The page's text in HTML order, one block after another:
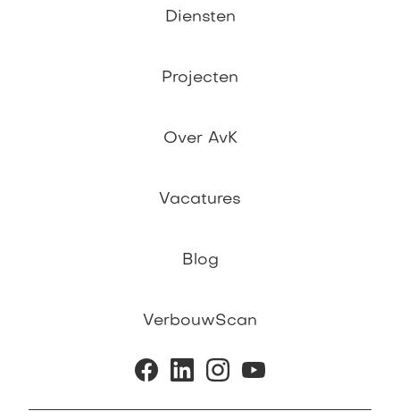
Diensten
Projecten
Over AvK
Vacatures
Blog
VerbouwScan